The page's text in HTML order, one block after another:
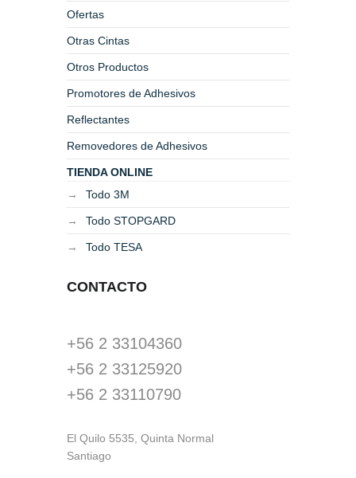
Ofertas
Otras Cintas
Otros Productos
Promotores de Adhesivos
Reflectantes
Removedores de Adhesivos
TIENDA ONLINE
Todo 3M
Todo STOPGARD
Todo TESA
CONTACTO
+56 2 33104360
+56 2 33125920
+56 2 33110790
El Quilo 5535, Quinta Normal
Santiago